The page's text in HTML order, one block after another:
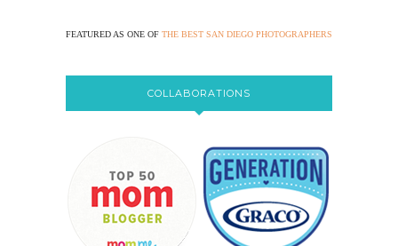
FEATURED AS ONE OF THE BEST SAN DIEGO PHOTOGRAPHERS
COLLABORATIONS